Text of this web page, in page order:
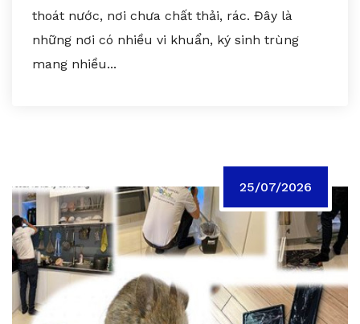
thoát nước, nơi chưa chất thải, rác. Đây là
những nơi có nhiều vi khuẩn, ký sinh trùng
mang nhiều...
25/07/2026